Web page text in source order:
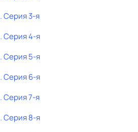
. Серия 3-я
. Серия 4-я
. Серия 5-я
. Серия 6-я
. Серия 7-я
. Серия 8-я